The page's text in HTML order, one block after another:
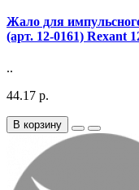
Жало для
(арт. 12-0161) Rexant
..
44.17 р.
В корзину